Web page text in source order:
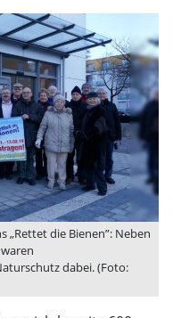
„Rettet die Bienen”: Neben
dabei. (Foto: